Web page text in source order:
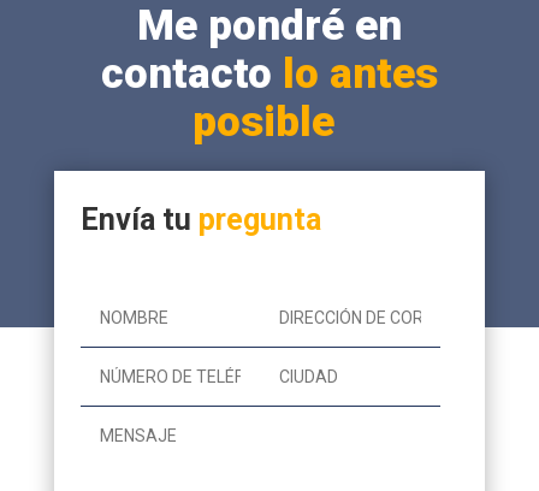
Me pondré en
contacto lo antes
posible
Envía tu pregunta